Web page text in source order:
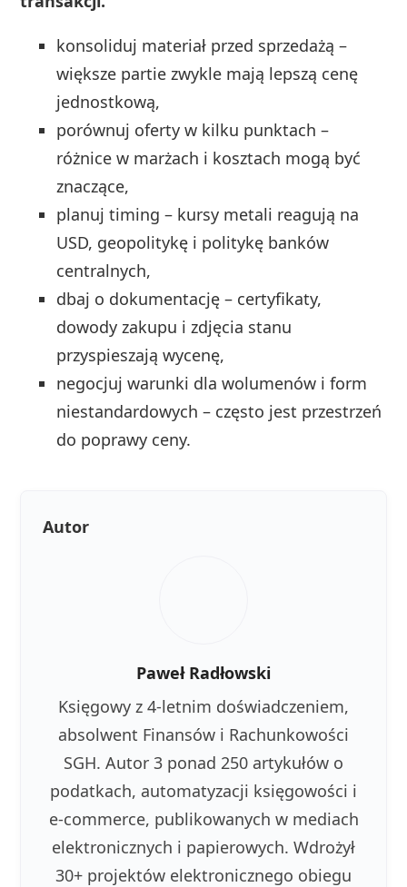
konsoliduj materiał przed sprzedażą –
większe partie zwykle mają lepszą cenę
jednostkową,
porównuj oferty w kilku punktach –
różnice w marżach i kosztach mogą być
znaczące,
planuj timing – kursy metali reagują na
USD, geopolitykę i politykę banków
centralnych,
dbaj o dokumentację – certyfikaty,
dowody zakupu i zdjęcia stanu
przyspieszają wycenę,
negocjuj warunki dla wolumenów i form
niestandardowych – często jest przestrzeń
do poprawy ceny.
Autor
Paweł Radłowski
Księgowy z 4-letnim doświadczeniem,
absolwent Finansów i Rachunkowości
SGH. Autor 3 ponad 250 artykułów o
podatkach, automatyzacji księgowości i
e-commerce, publikowanych w mediach
elektronicznych i papierowych. Wdrożył
30+ projektów elektronicznego obiegu